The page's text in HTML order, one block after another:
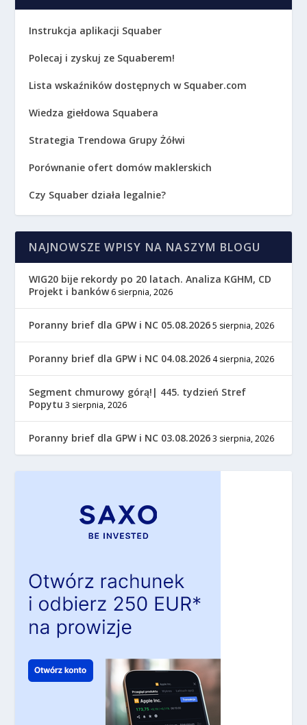
Instrukcja aplikacji Squaber
Polecaj i zyskuj ze Squaberem!
Lista wskaźników dostępnych w Squaber.com
Wiedza giełdowa Squabera
Strategia Trendowa Grupy Żółwi
Porównanie ofert domów maklerskich
Czy Squaber działa legalnie?
NAJNOWSZE WPISY NA NASZYM BLOGU
WIG20 bije rekordy po 20 latach. Analiza KGHM, CD
Projekt i banków 6 sierpnia, 2026
Poranny brief dla GPW i NC 05.08.2026 5 sierpnia, 2026
Poranny brief dla GPW i NC 04.08.2026 4 sierpnia, 2026
Segment chmurowy górą!| 445. tydzień Stref
Popytu 3 sierpnia, 2026
Poranny brief dla GPW i NC 03.08.2026 3 sierpnia, 2026